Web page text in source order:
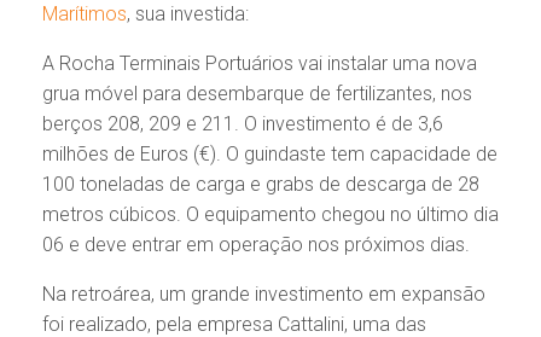
Marítimos, sua investida:
A Rocha Terminais Portuários vai instalar uma nova
grua móvel para desembarque de fertilizantes, nos
berços 208, 209 e 211. O investimento é de 3,6
milhões de Euros (€). O guindaste tem capacidade de
100 toneladas de carga e grabs de descarga de 28
metros cúbicos. O equipamento chegou no último dia
06 e deve entrar em operação nos próximos dias.
Na retroárea, um grande investimento em expansão
foi realizado, pela empresa Cattalini, uma das